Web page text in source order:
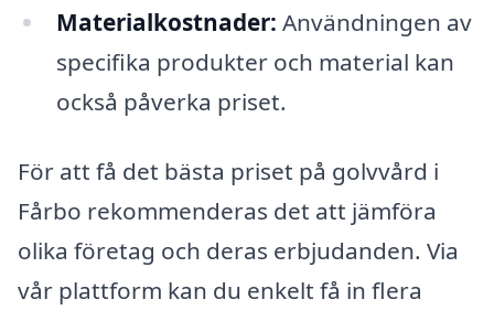
Materialkostnader: Användningen av
specifika produkter och material kan
också påverka priset.
För att få det bästa priset på golvvård i
Fårbo rekommenderas det att jämföra
olika företag och deras erbjudanden. Via
vår plattform kan du enkelt få in flera